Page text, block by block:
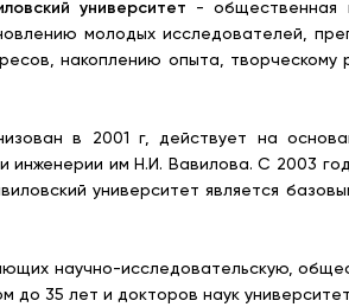
университет - общественная
молодых исследователей,
накоплению опыта, творческому
в 2001 г, действует на
инженерии им Н.И. Вавилова. С 2003
университет является
научно-исследовательскую,
до 35 лет и докторов наук